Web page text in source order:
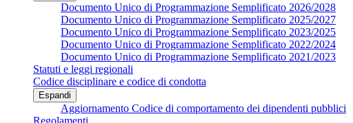
Documento Unico di Programmazione Semplificato 2026/2028
Documento Unico di Programmazione Semplificato 2025/2027
Documento Unico di Programmazione Semplificato 2023/2025
Documento Unico di Programmazione Semplificato 2022/2024
Documento Unico di Programmazione Semplificato 2021/2023
Statuti e leggi regionali
Codice disciplinare e codice di condotta
Espandi
Aggiornamento Codice di comportamento dei dipendenti pubblici
Regolamenti